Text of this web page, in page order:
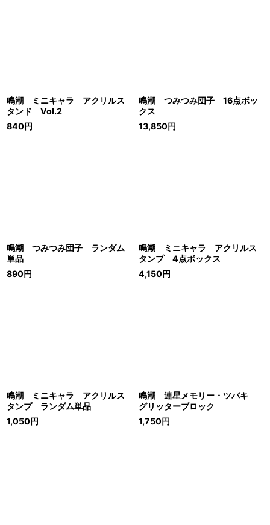
鳴潮 ミニキャラ アクリルス
タンド Vol.2
840円
鳴潮 つみつみ団子 16点ボッ
クス
13,850円
鳴潮 つみつみ団子 ランダム
単品
890円
鳴潮 ミニキャラ アクリルス
タンプ 4点ボックス
4,150円
鳴潮 ミニキャラ アクリルス
タンプ ランダム単品
1,050円
鳴潮 連星メモリー・ツバキ
グリッターブロック
1,750円